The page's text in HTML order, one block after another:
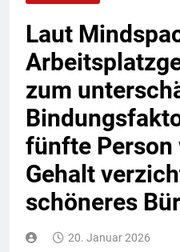
Laut
zum
fünfte Person
Gehalt
schöneres
20. Januar 2026